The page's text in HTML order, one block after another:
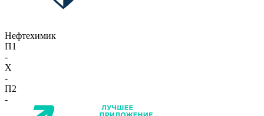
Нефтехимик
П1
-
X
-
П2
-